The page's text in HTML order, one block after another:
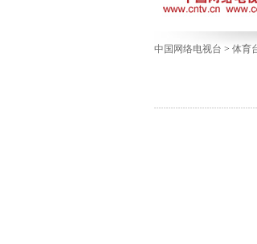
中国网络电视台 > 体育